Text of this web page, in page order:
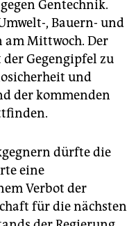
Gentechnik.
, Bauern- und
Mittwoch. Der
Gegengipfel zu
und
der kommenden
dürfte die
eine
Verbot der
für die nächsten